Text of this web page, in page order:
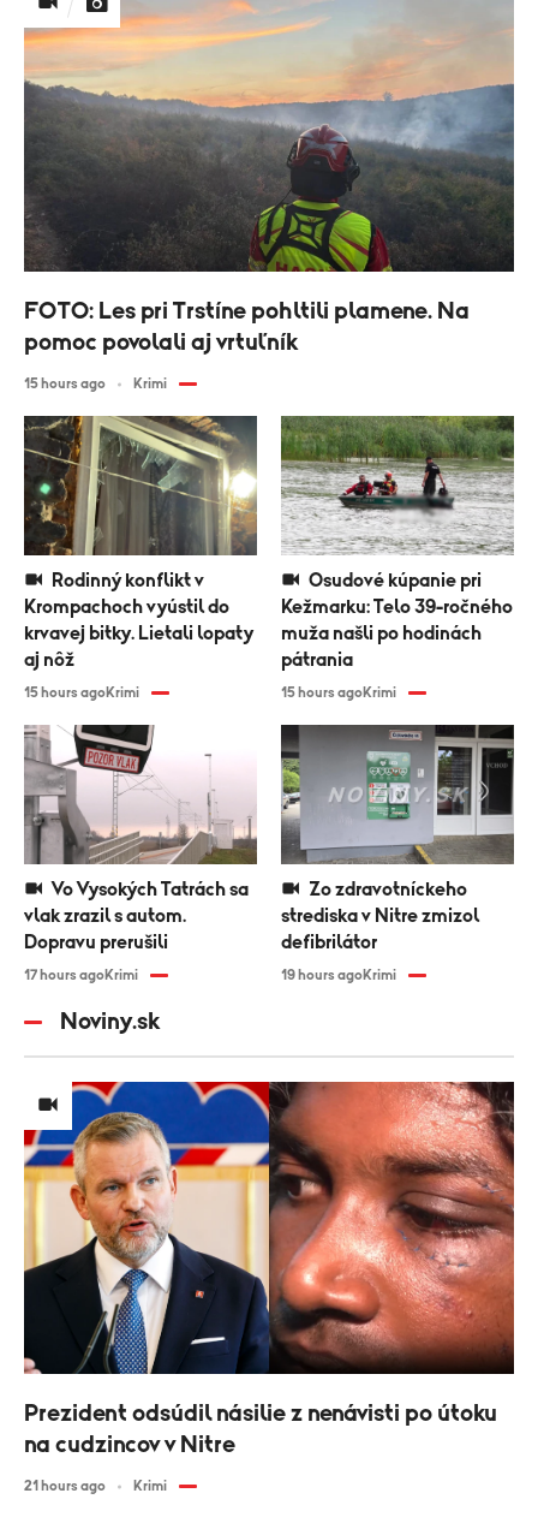
FOTO: Les pri Trstíne pohltili plamene. Na
pomoc povolali aj vrtuľník
15 hours ago Krimi
Krompachoch vyústil do
krvavej bitky. Lietali lopaty
aj nôž
15 hours agoKrimi
Kežmarku: Telo 39-ročného
muža našli po hodinách
pátrania
15 hours agoKrimi
vlak zrazil s autom.
Dopravu prerušili
17 hours agoKrimi
strediska v Nitre zmizol
defibrilátor
19 hours agoKrimi
Noviny.sk
Prezident odsúdil násilie z nenávisti po útoku
na cudzincov v Nitre
21 hours ago Krimi